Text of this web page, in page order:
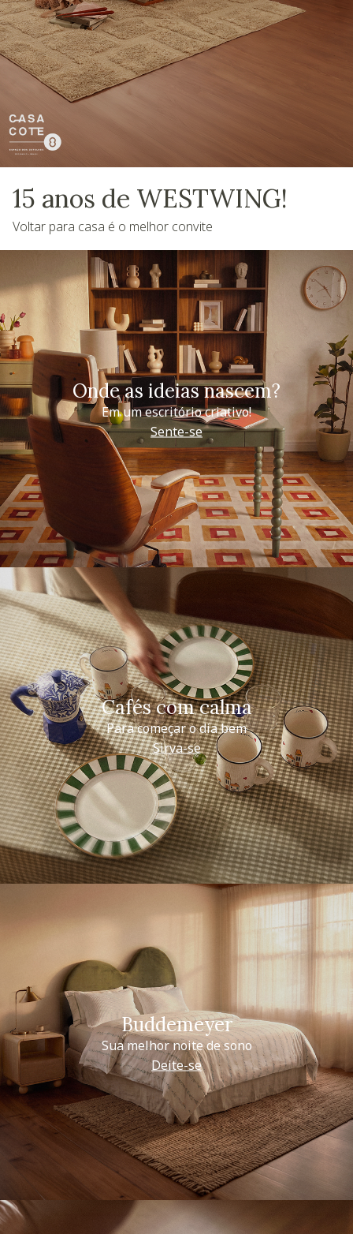
15 anos de WESTWING!
Voltar para casa é o melhor convite
Onde as ideias nascem?
Em um escritório criativo!
Sente-se
Cafés com calma
Para começar o dia bem
Sirva-se
Buddemeyer
Sua melhor noite de sono
Deite-se